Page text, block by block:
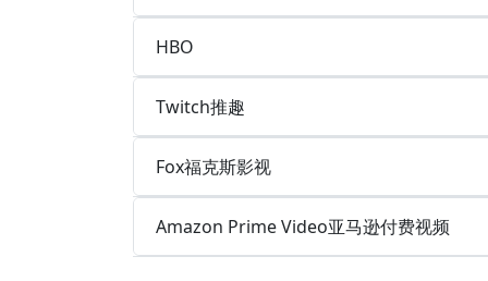
HBO
Twitch推趣
Fox福克斯影视
Amazon Prime Video亚马逊付费视频